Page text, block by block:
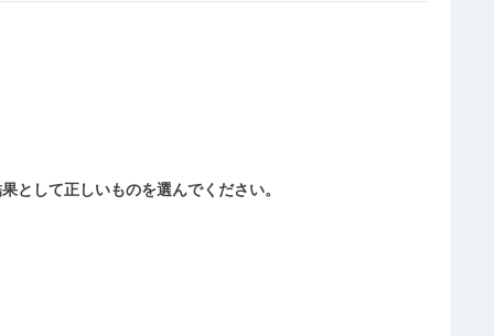
として正しいものを選んでください。